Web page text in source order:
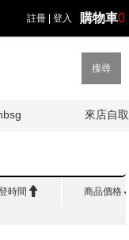
註冊 登入 購物車0
搜尋
來店自
時間  商品價格